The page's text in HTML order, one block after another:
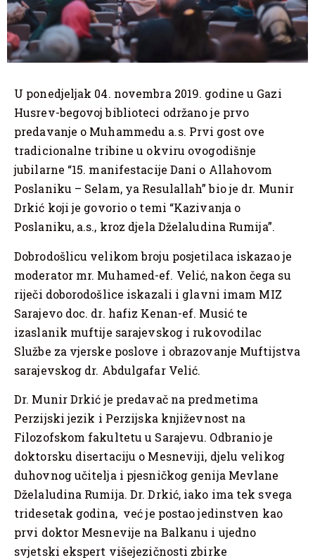
U ponedjeljak 04. novembra 2019. godine u Gazi
Husrev-begovoj biblioteci održano je prvo
predavanje o Muhammedu a.s. Prvi gost ove
tradicionalne tribine u okviru ovogodišnje
jubilarne “15. manifestacije Dani o Allahovom
Poslaniku – Selam, ya Resulallah” bio je dr. Munir
Drkić koji je govorio o temi “Kazivanja o
Poslaniku, a.s., kroz djela Dželaludina Rumija”.
Dobrodošlicu velikom broju posjetilaca iskazao je
moderator mr. Muhamed-ef. Velić, nakon čega su
riječi doborodošlice iskazali i glavni imam MIZ
Sarajevo doc. dr. hafiz Kenan-ef. Musić te
izaslanik muftije sarajevskog i rukovodilac
Službe za vjerske poslove i obrazovanje Muftijstva
sarajevskog dr. Abdulgafar Velić.
Dr. Munir Drkić je predavač na predmetima
Perzijski jezik i Perzijska književnost na
Filozofskom fakultetu u Sarajevu. Odbranio je
doktorsku disertaciju o Mesneviji, djelu velikog
duhovnog učitelja i pjesničkog genija Mevlane
Dželaludina Rumija. Dr. Drkić, iako ima tek svega
tridesetak godina, već je postao jedinstven kao
prvi doktor Mesnevije na Balkanu i ujedno
svjetski ekspert višejezičnosti zbirke